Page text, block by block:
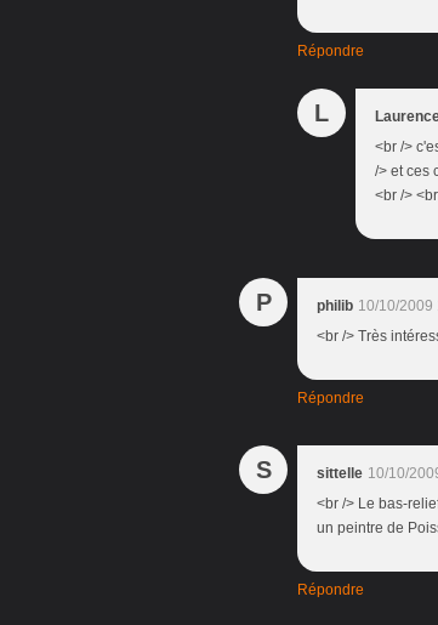
Répondre
L
<br />
/> et ces
<br />
P philib 10/10/2009
<br /> Très
Répondre
S sittelle 10/10/
<br /> Le bas-
un peintre de
Répondre